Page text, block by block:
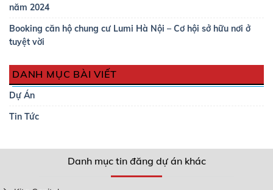
năm 2024
Booking căn hộ chung cư Lumi Hà Nội – Cơ hội sở hữu nơi ở
tuyệt vời
DANH MỤC BÀI VIẾT
Dự Án
Tin Tức
Danh mục tin đăng dự án khác